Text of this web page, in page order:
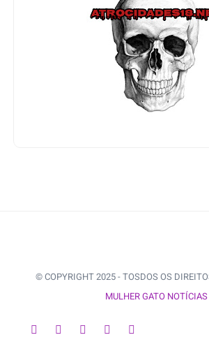
© COPYRIGHT 2025 - TOSDOS OS
MULHER GATO NOTÍCIAS